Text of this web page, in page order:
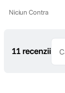
Niciun Contra
11 recenzii